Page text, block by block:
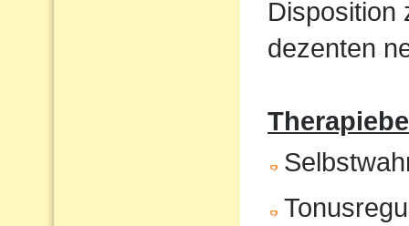
Disposition
dezenten